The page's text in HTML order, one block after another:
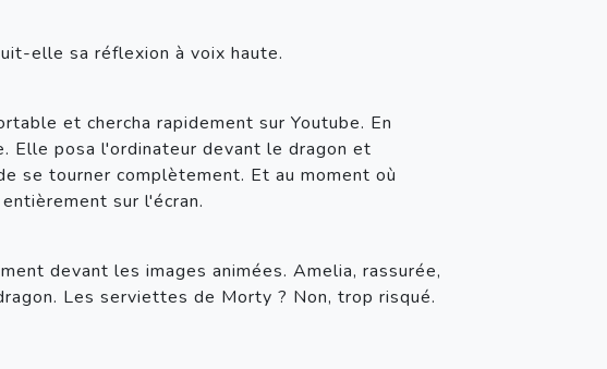
elle sa réflexion à voix haute.
et chercha rapidement sur Youtube. En
Elle posa l'ordinateur devant le dragon et
se tourner complètement. Et au moment où
sur l'écran.
devant les images animées. Amelia, rassurée,
Les serviettes de Morty ? Non, trop risqué.